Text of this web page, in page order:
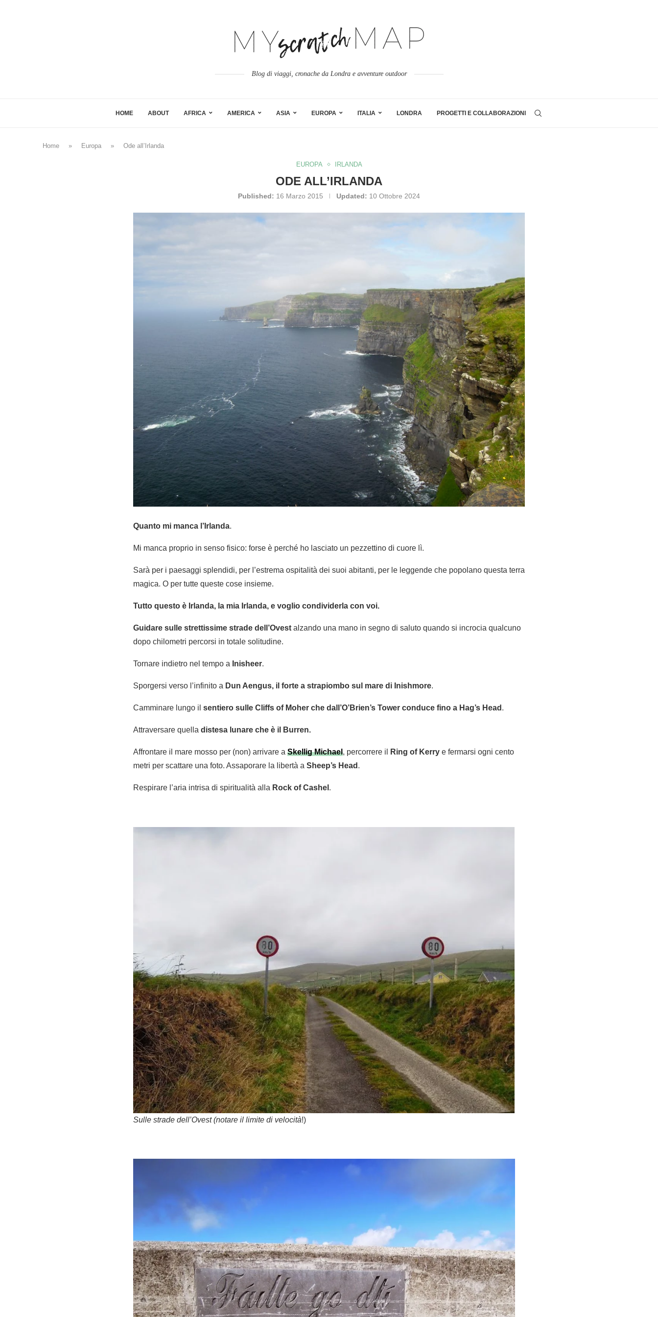
Blog di viaggi, cronache da Londra e avventure outdoor
HOME ABOUT AFRICA AMERICA ASIA EUROPA ITALIA LONDRA PROGETTI E COLLABORAZIONI
Home » Europa » Ode all’Irlanda
EUROPA IRLANDA
ODE ALL’IRLANDA
Published: 16 Marzo 2015 Updated: 10 Ottobre 2024
Quanto mi manca l’Irlanda.
Mi manca proprio in senso fisico: forse è perché ho lasciato un pezzettino di cuore lì.
Sarà per i paesaggi splendidi, per l’estrema ospitalità dei suoi abitanti, per le leggende che popolano questa terra
magica. O per tutte queste cose insieme.
Tutto questo è Irlanda, la mia Irlanda, e voglio condividerla con voi.
Guidare sulle strettissime strade dell’Ovest alzando una mano in segno di saluto quando si incrocia qualcuno
dopo chilometri percorsi in totale solitudine.
Tornare indietro nel tempo a Inisheer.
Sporgersi verso l’infinito a Dun Aengus, il forte a strapiombo sul mare di Inishmore.
Camminare lungo il sentiero sulle Cliffs of Moher che dall’O’Brien’s Tower conduce fino a Hag’s Head .
Attraversare quella distesa lunare che è il Burren.
Affrontare il mare mosso per (non) arrivare a Skellig Michael, percorrere il Ring of Kerry e fermarsi ogni cento
metri per scattare una foto. Assaporare la libertà a Sheep’s Head .
Respirare l’aria intrisa di spiritualità alla Rock of Cashel .
Sulle strade dell’Ovest (notare il limite di velocità!)